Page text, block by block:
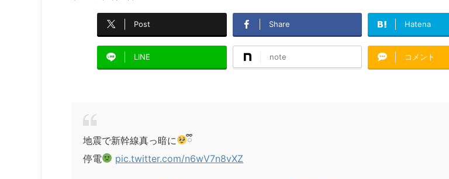
Post Share Hatena
LINE note コメント
地震で新幹線真っ暗に
ྀི
停電
pic.twitter.com/n6wV7n8vXZ